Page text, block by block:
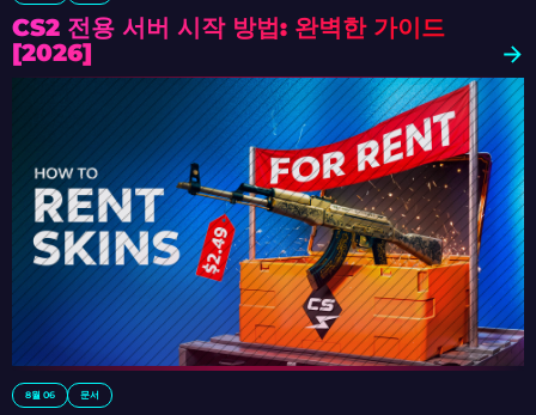
CS2 전용 서버 시작 방법: 완벽한 가이드
[2026]
8월 06 문서